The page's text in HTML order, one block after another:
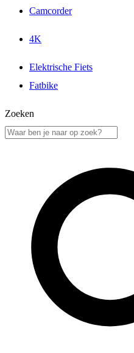
Camcorder
4K
Elektrische Fiets
Fatbike
Zoeken